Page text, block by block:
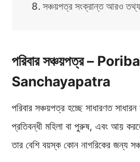
সঞ্চয়পত্র সংক্রান্ত আরও তথ্য
পরিবার সঞ্চয়পত্র –
Sanchayapatra
পরিবার সঞ্চয়পত্র হচ্ছে সাধারণত সাধারন
প্রতিবন্ধী মহিলা বা পুরুষ, এবং আয়
তার বেশি বয়স্ক কোন নাগরিকের জন্য